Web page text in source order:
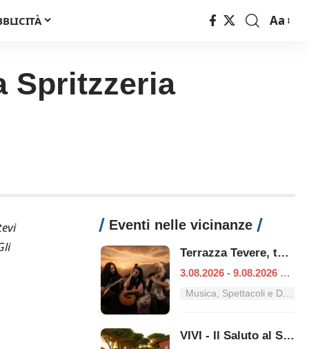
Font
Aa
Spritzzeria
Eventi nelle vicinanze
Terrazza Tevere, tutti i concerti dal 3 al 9 agosto
3.08.2026 - 9.08.2026 |
Musica, Spettacoli e Danza nel Lazio
VIVI - Il Saluto al Sole